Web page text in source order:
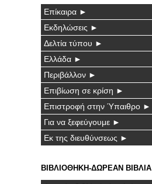
Επίκαιρα ►
Εκδηλώσεις ►
Δελτία τύπου ►
Ελλάδα ►
Περιβάλλον ►
Επιβίωση σε κρίση ►
Επιστροφή στην Ύπαιθρο ►
Για να ξεφεύγουμε ►
Εκ της διευθύνσεως ►
ΒΙΒΛΙΟΘΗΚΗ-ΔΩΡΕΑΝ ΒΙΒΛΙΑ